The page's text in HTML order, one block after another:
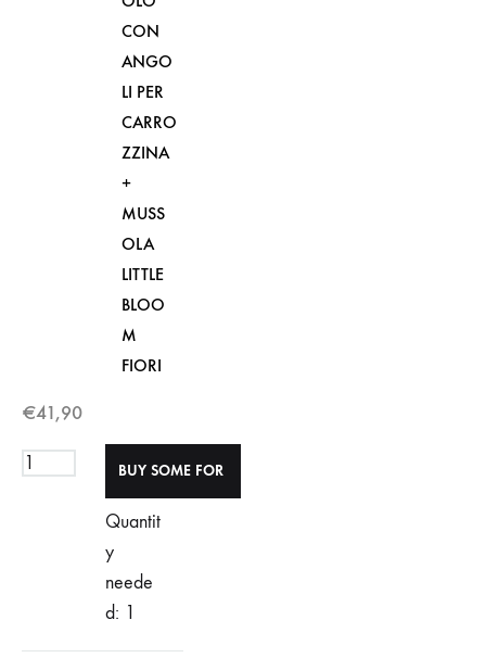
CON
ANGO
LI PER
CARRO
ZZINA
+
MUSS
OLA
LITTLE
BLOO
M
FIORI
€41,90
Quantit
y
neede
d: 1